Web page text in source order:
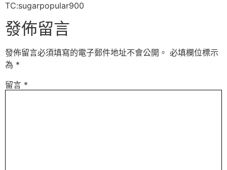
TC:sugarpopular900
發佈留言
發佈留言必須填寫的電子郵件地址不會公開。 必填欄位標示
為 *
留言 *